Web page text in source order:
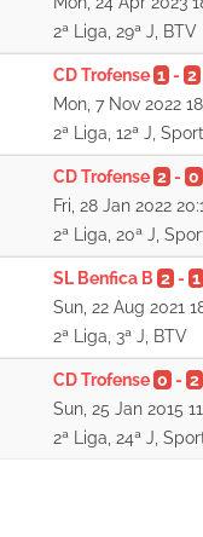
2ª Liga, 29ª J, BTV
CD Trofense 1- 2
Mon, 7 Nov 2022
2ª Liga, 12ª J,
CD Trofense 2- 0
Fri, 28 Jan 2022
2ª Liga, 20ª J,
SL Benfica B 2- 1
Sun, 22 Aug 2021
2ª Liga, 3ª J, BTV
CD Trofense 0 - 2
Sun, 25 Jan 2015
2ª Liga, 24ª J,